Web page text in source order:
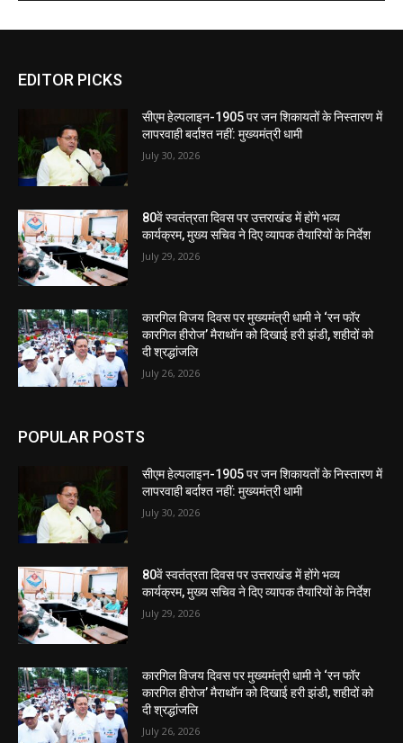
EDITOR PICKS
सीएम हेल्पलाइन-1905 पर जन शिकायतों के निस्तारण में
लापरवाही बर्दाश्त नहीं: मुख्यमंत्री धामी
July 30, 2026
80वें स्वतंत्रता दिवस पर उत्तराखंड में होंगे भव्य
कार्यक्रम, मुख्य सचिव ने दिए व्यापक तैयारियों के निर्देश
July 29, 2026
कारगिल विजय दिवस पर मुख्यमंत्री धामी ने ‘रन फॉर
कारगिल हीरोज’ मैराथॉन को दिखाई हरी झंडी, शहीदों को
दी श्रद्धांजलि
July 26, 2026
POPULAR POSTS
सीएम हेल्पलाइन-1905 पर जन शिकायतों के निस्तारण में
लापरवाही बर्दाश्त नहीं: मुख्यमंत्री धामी
July 30, 2026
80वें स्वतंत्रता दिवस पर उत्तराखंड में होंगे भव्य
कार्यक्रम, मुख्य सचिव ने दिए व्यापक तैयारियों के निर्देश
July 29, 2026
कारगिल विजय दिवस पर मुख्यमंत्री धामी ने ‘रन फॉर
कारगिल हीरोज’ मैराथॉन को दिखाई हरी झंडी, शहीदों को
दी श्रद्धांजलि
July 26, 2026